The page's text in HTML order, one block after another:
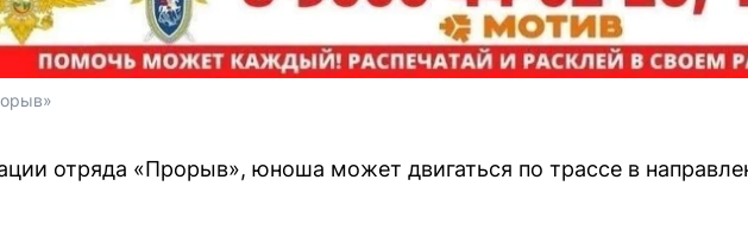
отряда «Прорыв», юноша может двигаться по трассе в